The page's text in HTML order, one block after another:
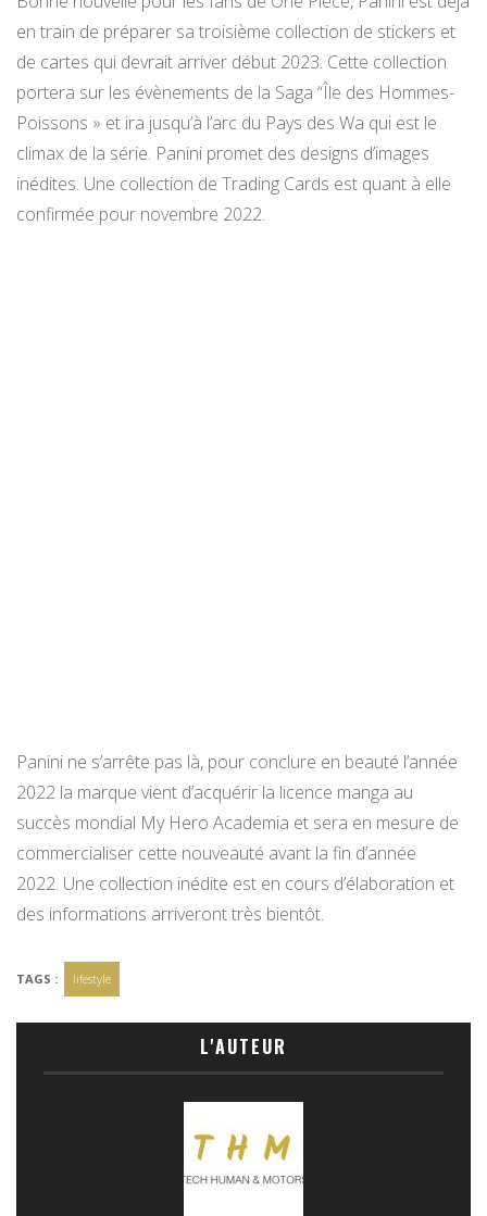
en train de préparer sa troisième collection de stickers et
de cartes qui devrait arriver début 2023. Cette collection
portera sur les évènements de la Saga “Île des Hommes-
Poissons » et ira jusqu’à l’arc du Pays des Wa qui est le
climax de la série. Panini promet des designs d’images
inédites. Une collection de Trading Cards est quant à elle
confirmée pour novembre 2022.
Panini ne s’arrête pas là, pour conclure en beauté l’année
2022 la marque vient d’acquérir la licence manga au
succès mondial My Hero Academia et sera en mesure de
commercialiser cette nouveauté avant la fin d’année
2022. Une collection inédite est en cours d’élaboration et
des informations arriveront très bientôt.
TAGS : lifestyle
L'AUTEUR